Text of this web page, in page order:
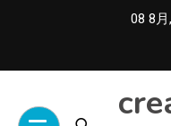
08 8